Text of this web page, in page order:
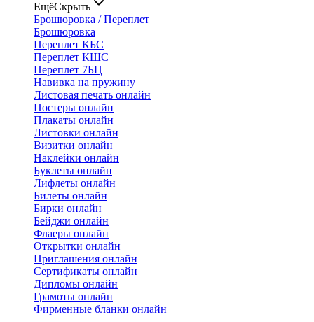
ЕщёСкрыть
Брошюровка / Переплет
Брошюровка
Переплет КБС
Переплет КШС
Переплет 7БЦ
Навивка на пружину
Листовая печать онлайн
Постеры онлайн
Плакаты онлайн
Листовки онлайн
Визитки онлайн
Наклейки онлайн
Буклеты онлайн
Лифлеты онлайн
Билеты онлайн
Бирки онлайн
Бейджи онлайн
Флаеры онлайн
Открытки онлайн
Приглашения онлайн
Сертификаты онлайн
Дипломы онлайн
Грамоты онлайн
Фирменные бланки онлайн